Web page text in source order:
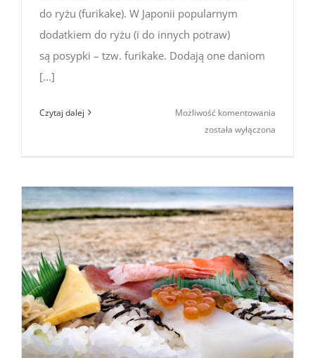
do ryżu (furikake). W Japonii popularnym
dodatkiem do ryżu (i do innych potraw)
są posypki – tzw. furikake. Dodają one daniom
[...]
Czytaj dalej Możliwość komentowania
do ryżu
furikake
[przepis]
została wyłączona